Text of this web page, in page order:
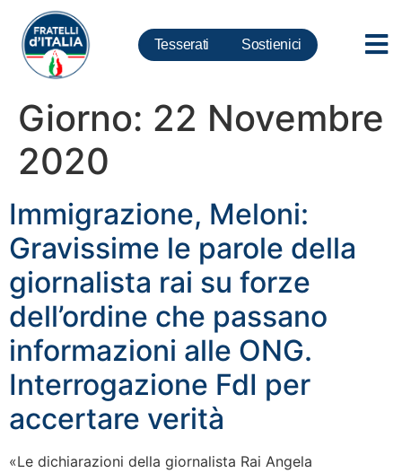
Tesserati Sostienici
Giorno: 22 Novembre
2020
Immigrazione, Meloni:
Gravissime le parole della
giornalista rai su forze
dell’ordine che passano
informazioni alle ONG.
Interrogazione FdI per
accertare verità
«Le dichiarazioni della giornalista Rai Angela